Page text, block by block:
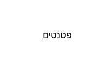
פטנטים